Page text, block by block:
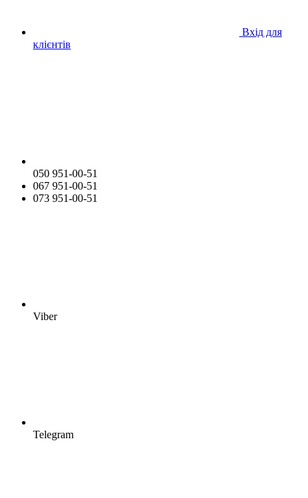
Вхід для
клієнтів
050 951-00-51
067 951-00-51
073 951-00-51
Viber
Telegram